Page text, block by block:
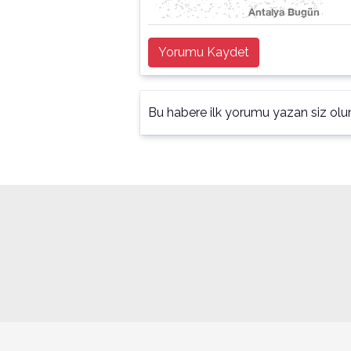
Yorumu Kaydet
Bu habere ilk yorumu yazan siz